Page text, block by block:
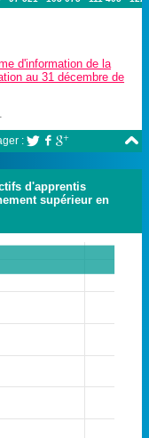
d'information de la
au 31 décembre de

:   
d'apprentis
supérieur en